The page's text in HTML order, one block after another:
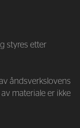
styres etter
åndsverkslovens
materiale er ikke